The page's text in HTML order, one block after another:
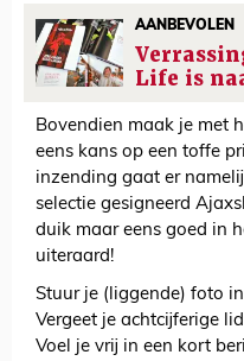
AANBEVOLEN
Life is
Bovendien maak je met
eens kans op een toffe
inzending gaat er
selectie gesigneerd
duik maar eens goed in
uiteraard!
Stuur je (liggende) foto
Vergeet je achtcijferige
Voel je vrij in een kort